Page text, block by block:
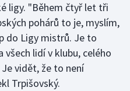
ligy. "Během čtyř let tři
pohárů to je, myslím,
do Ligy mistrů. Je to
všech lidí v klubu, celého
vidět, že to není
Trpišovský.